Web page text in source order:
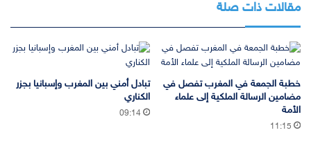
مقالات ذات صلة
خطبة الجمعة في المغرب تفصل في
مضامين الرسالة الملكية إلى علماء
الأمة
11:15
تبادل أمني بين المغرب وإسبانيا بجزر
الكناري
09:14